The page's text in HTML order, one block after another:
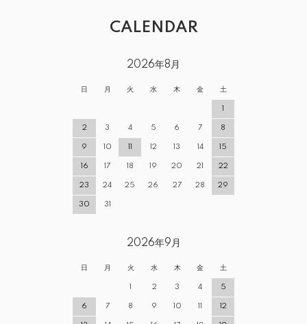
CALENDAR
2026年8月
日 月 火 水 木 金 土
1
2 3 4 5 6 7 8
9 10 11 12 13 14 15
16 17 18 19 20 21 22
23 24 25 26 27 28 29
30 31
2026年9月
日 月 火 水 木 金 土
1 2 3 4 5
6 7 8 9 10 11 12